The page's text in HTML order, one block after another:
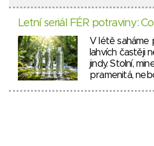
Letní seriál FÉR potraviny:
V létě saháme
lahvích častěji
jindy. Stolní,
pramenitá,